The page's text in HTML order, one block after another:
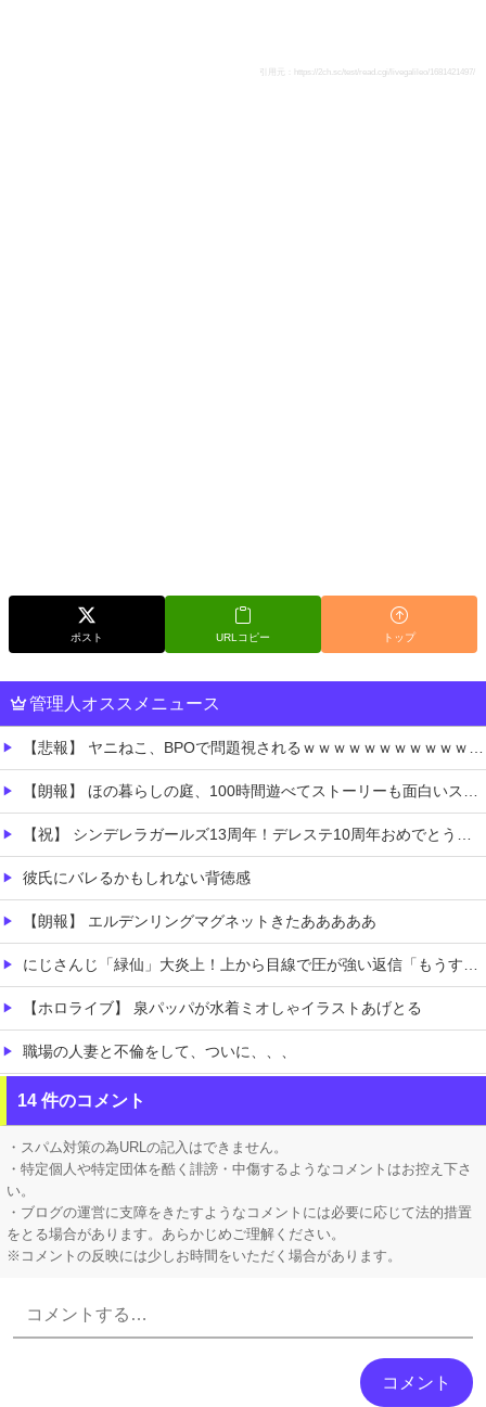
引用元： https://2ch.sc/test/read.cgi/livegalileo/1681421497/
ポスト URLコピー トップ
管理人オススメニュース
【悲報】 ヤニねこ、BPOで問題視されるｗｗｗｗｗｗｗｗｗｗｗｗｗ
【朗報】 ほの暮らしの庭、100時間遊べてストーリーも面白いスタバレの上位互換だとまじで好評
【祝】 シンデレラガールズ13周年！デレステ10周年おめでとう！ガチャ更新SSR八神マキノ・イベントSRイヴ、SR望月聖！
彼氏にバレるかもしれない背徳感
【朗報】 エルデンリングマグネットきたあああああ
にじさんじ「緑仙」大炎上！上から目線で圧が強い返信「もうすでに歌ってる」埋もれてる曲を救いたい歌ってみた企画と視聴者に対するSNS投稿が大荒れ
【ホロライブ】 泉パッパが水着ミオしゃイラストあげとる
職場の人妻と不倫をして、ついに、、、
今iPhone 17 Pro Max買うってあり？
【画像】 「ビールと水を交互に飲まないと倒れるグラス」発売
14 件のコメント
・スパム対策の為URLの記入はできません。
・特定個人や特定団体を酷く誹謗・中傷するようなコメントはお控え下さ
い。
・ブログの運営に支障をきたすようなコメントには必要に応じて法的措置
をとる場合があります。あらかじめご理解ください。
※コメントの反映には少しお時間をいただく場合があります。